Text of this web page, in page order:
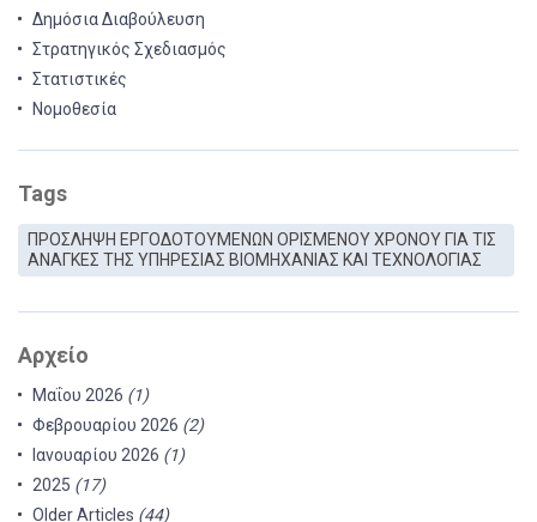
Δημόσια Διαβούλευση
Στρατηγικός Σχεδιασμός
Στατιστικές
Νομοθεσία
Tags
ΠΡΟΣΛΗΨΗ ΕΡΓΟΔΟΤΟΥΜΕΝΩΝ ΟΡΙΣΜΕΝΟΥ ΧΡΟΝΟΥ ΓΙΑ ΤΙΣ
ΑΝΑΓΚΕΣ ΤΗΣ ΥΠΗΡΕΣΙΑΣ ΒΙΟΜΗΧΑΝΙΑΣ ΚΑΙ ΤΕΧΝΟΛΟΓΙΑΣ
Αρχείο
Μαΐου 2026 (1)
Φεβρουαρίου 2026 (2)
Ιανουαρίου 2026 (1)
2025 (17)
Older Articles (44)